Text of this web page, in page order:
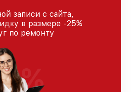
записи с сайта,
в размере -25%
по ремонту
%